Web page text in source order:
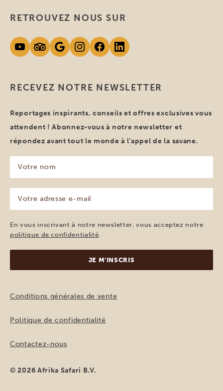
RECEVEZ NOTRE NEWSLETTER
Reportages inspirants, conseils et offres exclusives vous
attendent ! Abonnez-vous à notre newsletter et
répondez avant tout le monde à l’appel de la savane.
nom
(Nécessaire)
adresse
e-
mail
(Nécessaire)
En vous inscrivant à notre newsletter, vous acceptez notre
politique de confidentialité.
RETROUVEZ NOUS SUR
Conditions générales de vente
Politique de confidentialité
Contactez-nous
© 2026 Afrika Safari B.V.